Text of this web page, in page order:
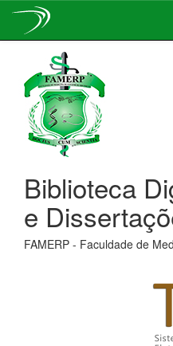
navigation
Biblioteca
e
FAMERP - Faculdade de